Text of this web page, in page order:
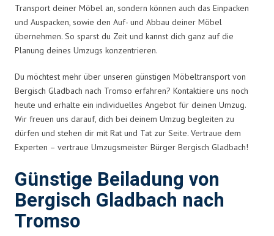
Transport deiner Möbel an, sondern können auch das Einpacken
und Auspacken, sowie den Auf- und Abbau deiner Möbel
übernehmen. So sparst du Zeit und kannst dich ganz auf die
Planung deines Umzugs konzentrieren.
Du möchtest mehr über unseren günstigen Möbeltransport von
Bergisch Gladbach nach Tromso erfahren? Kontaktiere uns noch
heute und erhalte ein individuelles Angebot für deinen Umzug.
Wir freuen uns darauf, dich bei deinem Umzug begleiten zu
dürfen und stehen dir mit Rat und Tat zur Seite. Vertraue dem
Experten – vertraue Umzugsmeister Bürger Bergisch Gladbach!
Günstige Beiladung von
Bergisch Gladbach nach
Tromso